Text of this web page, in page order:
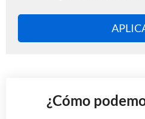
¿Cómo